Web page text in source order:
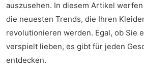
auszusehen. In diesem Artikel
die neuesten Trends, die Ihren
revolutionieren werden. Egal, ob Sie
verspielt lieben, es gibt für jeden
entdecken.